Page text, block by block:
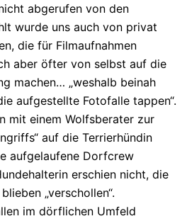
abgerufen von den
wurde uns auch von privat
die für Filmaufnahmen
aber öfter von selbst auf die
machen… „weshalb beinah
aufgestellte Fotofalle tappen“.
mit einem Wolfsberater zur
auf die Terrierhündin
aufgelaufene Dorfcrew
erschien nicht, die
„verschollen“.
im dörflichen Umfeld